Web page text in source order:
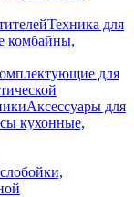
Техника для
комбайны,
для
Аксессуары для
кухонные,